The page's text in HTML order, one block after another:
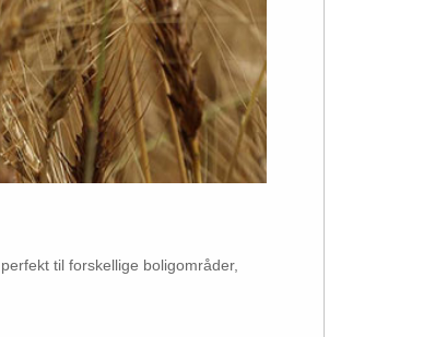
til forskellige boligområder,